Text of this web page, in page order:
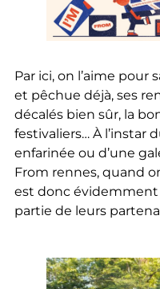
Par ici, on l’aime
et pêchue déjà, ses
décalés bien sûr, la
festivaliers… À l’instar
enfarinée ou d’une
From rennes, quand
est donc évidemment
partie de leurs